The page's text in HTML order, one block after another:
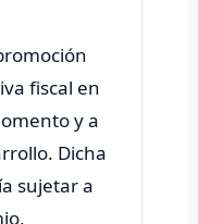
fiscal en
y a
Dicha
sujetar a